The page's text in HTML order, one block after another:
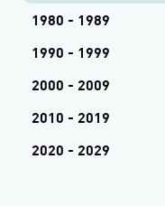
1980 - 1989
1990 - 1999
2000 - 2009
2010 - 2019
2020 - 2029